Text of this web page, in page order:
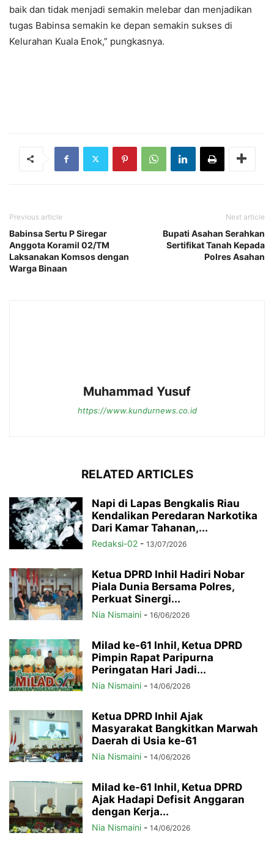
baik dan tidak menjadi semakin melebar dan menjadikan
tugas Babinsa semakin ke depan semakin sukses di
Kelurahan Kuala Enok,” pungkasnya.
Previous article
Babinsa Sertu P Siregar
Anggota Koramil 02/TM
Laksanakan Komsos dengan
Warga Binaan
Next article
Bupati Asahan Serahkan
Sertifikat Tanah Kepada
Polres Asahan
Muhammad Yusuf
https://www.kundurnews.co.id
RELATED ARTICLES
Napi di Lapas Bengkalis Riau
Kendalikan Peredaran Narkotika
Dari Kamar Tahanan,...
Redaksi-02 - 13/07/2026
Ketua DPRD Inhil Hadiri Nobar
Piala Dunia Bersama Polres,
Perkuat Sinergi...
Nia Nismaini - 16/06/2026
Milad ke-61 Inhil, Ketua DPRD
Pimpin Rapat Paripurna
Peringatan Hari Jadi...
Nia Nismaini - 14/06/2026
Ketua DPRD Inhil Ajak
Masyarakat Bangkitkan Marwah
Daerah di Usia ke-61
Nia Nismaini - 14/06/2026
Milad ke-61 Inhil, Ketua DPRD
Ajak Hadapi Defisit Anggaran
dengan Kerja...
Nia Nismaini - 14/06/2026